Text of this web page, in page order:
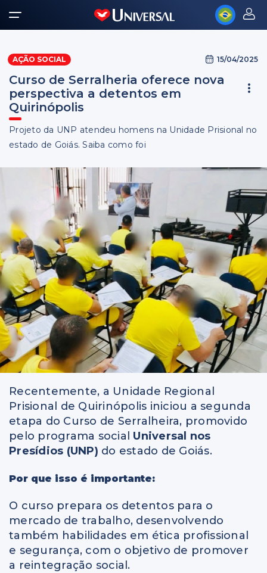
AÇÃO SOCIAL 15/04/2025
Curso de Serralheria oferece nova
perspectiva a detentos em
Quirinópolis
Projeto da UNP atendeu homens na Unidade Prisional no
estado de Goiás. Saiba como foi
Recentemente, a Unidade Regional
Prisional de Quirinópolis iniciou a segunda
etapa do Curso de Serralheira, promovido
pelo programa social Universal nos
Presídios (UNP) do estado de Goiás.
Por que isso é importante:
O curso prepara os detentos para o
mercado de trabalho, desenvolvendo
também habilidades em ética profissional
e segurança, com o objetivo de promover
a reintegração social.